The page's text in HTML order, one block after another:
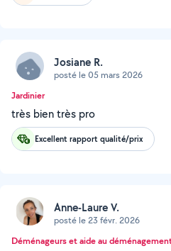
Josiane R.
posté le 05 mars 2026
Jardinier
très bien très pro
Excellent rapport qualité/prix
Anne-Laure V.
posté le 23 févr. 2026
Déménageurs et aide au